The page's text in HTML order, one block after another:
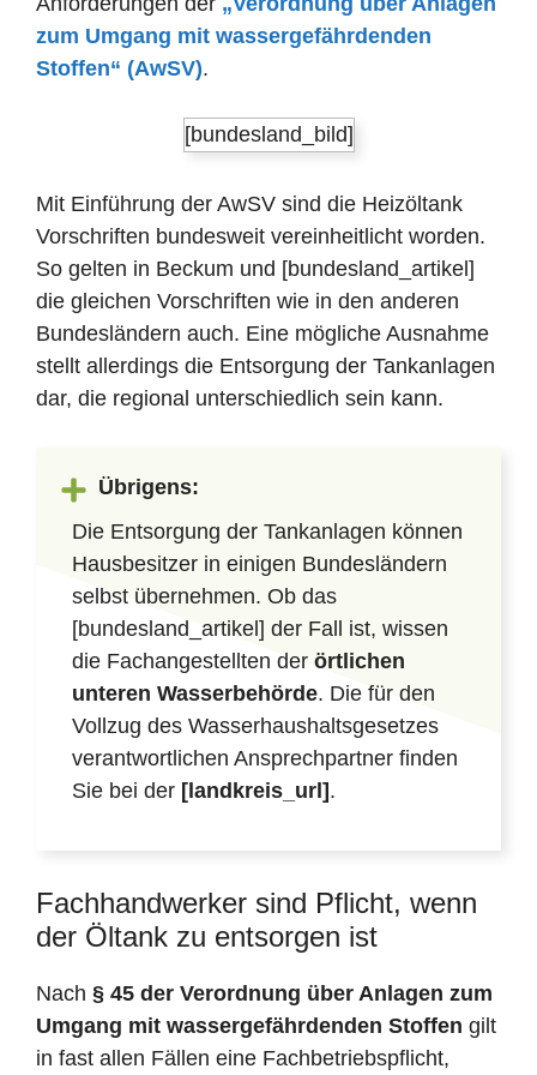
zum Umgang mit wassergefährdenden
Stoffen“ (AwSV).
[bundesland_bild]
Mit Einführung der AwSV sind die Heizöltank
Vorschriften bundesweit vereinheitlicht worden.
So gelten in Beckum und [bundesland_artikel]
die gleichen Vorschriften wie in den anderen
Bundesländern auch. Eine mögliche Ausnahme
stellt allerdings die Entsorgung der Tankanlagen
dar, die regional unterschiedlich sein kann.
Übrigens:
Die Entsorgung der Tankanlagen können
Hausbesitzer in einigen Bundesländern
selbst übernehmen. Ob das
[bundesland_artikel] der Fall ist, wissen
die Fachangestellten der örtlichen
unteren Wasserbehörde. Die für den
Vollzug des Wasserhaushaltsgesetzes
verantwortlichen Ansprechpartner finden
Sie bei der [landkreis_url] .
Fachhandwerker sind Pflicht, wenn
der Öltank zu entsorgen ist
Nach § 45 der Verordnung über Anlagen zum
Umgang mit wassergefährdenden Stoffen gilt
in fast allen Fällen eine Fachbetriebspflicht,